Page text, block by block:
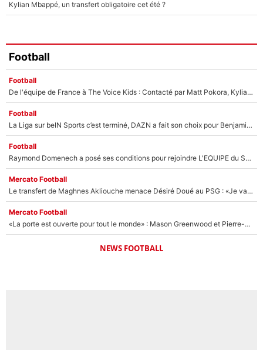
Kylian Mbappé, un transfert obligatoire cet été ?
Football
Football
De l'équipe de France à The Voice Kids : Contacté par Matt Pokora, Kylian Mbappé a accepté de jouer un rôle inédit sur TF1 !
Football
La Liga sur beIN Sports c’est terminé, DAZN a fait son choix pour Benjamin Da Silva et Omar Da Fonseca !
Football
Raymond Domenech a posé ses conditions pour rejoindre L'EQUIPE du Soir : Il refuse de faire l'émission avec un autre chroniqueur !
Mercato Football
Le transfert de Maghnes Akliouche menace Désiré Doué au PSG : «Je valide à 200%»
Mercato Football
«La porte est ouverte pour tout le monde» : Mason Greenwood et Pierre-Emerick Aubameyang ont quitté l'OM, Amine Gouiri balance sur la suite du mercato et sur la réaction du vestiaire !
NEWS FOOTBALL